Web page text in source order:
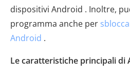
dispositivi Android . Inoltre,
programma anche per
Android .
Le caratteristiche principali di